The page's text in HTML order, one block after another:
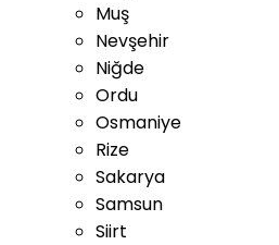
Muş
Nevşehir
Niğde
Ordu
Osmaniye
Rize
Sakarya
Samsun
Siirt